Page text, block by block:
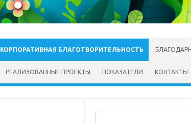
КОРПОРАТИВНАЯ БЛАГОТВОРИТЕЛЬНОСТЬ
РЕАЛИЗОВАННЫЕ ПРОЕКТЫ ПОКАЗАТЕЛИ КОНТАКТЫ